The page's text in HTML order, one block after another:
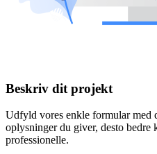
Beskriv dit projekt
Udfyld vores enkle formular med
oplysninger du giver, desto bedre
professionelle.